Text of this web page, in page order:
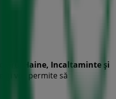
Haine, Incaltaminte și
îți vor permite să